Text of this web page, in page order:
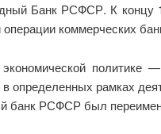
Банк РСФСР. К концу
коммерческих
определенных рамках
банк РСФСР был